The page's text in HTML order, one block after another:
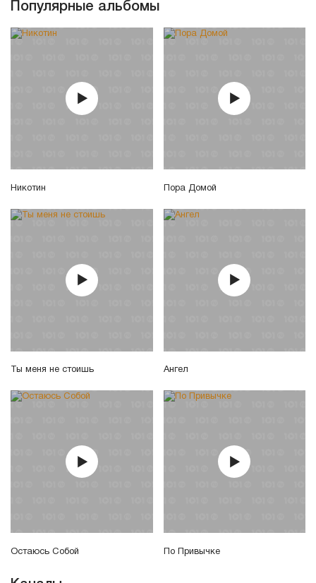
Популярные альбомы
Никотин Пора Домой
Ты меня не стоишь Ангел
Остаюсь Собой По Привычке